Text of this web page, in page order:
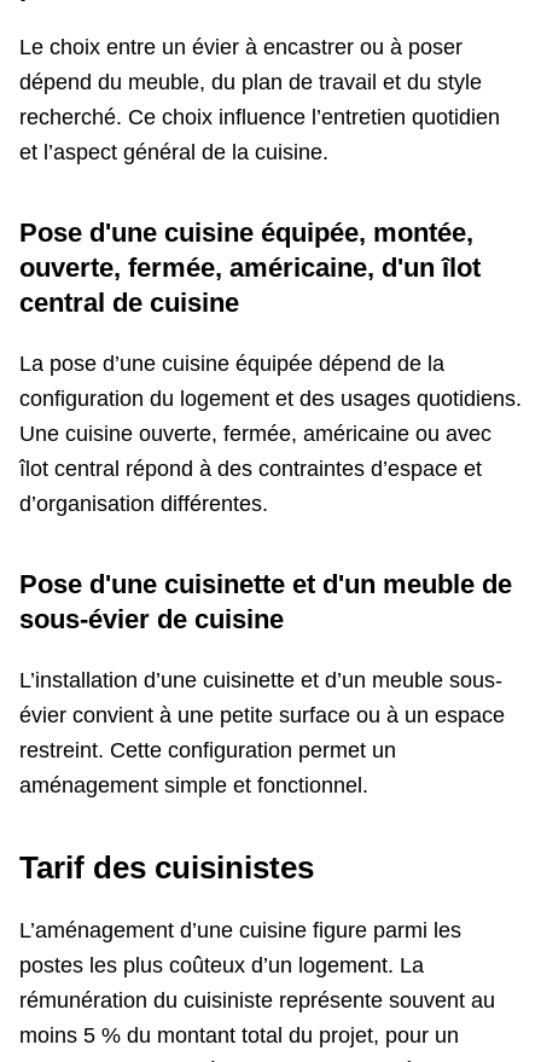
Le choix entre un évier à encastrer ou à poser
dépend du meuble, du plan de travail et du style
recherché. Ce choix influence l’entretien quotidien
et l’aspect général de la cuisine.
Pose d'une cuisine équipée, montée,
ouverte, fermée, américaine, d'un îlot
central de cuisine
La pose d’une cuisine équipée dépend de la
configuration du logement et des usages quotidiens.
Une cuisine ouverte, fermée, américaine ou avec
îlot central répond à des contraintes d’espace et
d’organisation différentes.
Pose d'une cuisinette et d'un meuble de
sous-évier de cuisine
L’installation d’une cuisinette et d’un meuble sous-
évier convient à une petite surface ou à un espace
restreint. Cette configuration permet un
aménagement simple et fonctionnel.
Tarif des cuisinistes
L’aménagement d’une cuisine figure parmi les
postes les plus coûteux d’un logement. La
rémunération du cuisiniste représente souvent au
moins 5 % du montant total du projet, pour un